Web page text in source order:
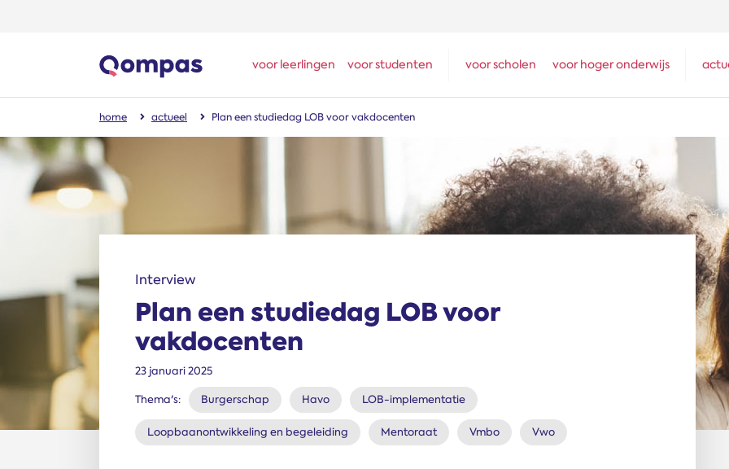
voor leerlingen voor studenten voor scholen voor hoger onderwijs
home actueel Plan een studiedag LOB voor vakdocenten
Interview
Plan een studiedag LOB voor
vakdocenten
23 januari 2025
Thema's: Burgerschap Havo LOB-implementatie
Loopbaanontwikkeling en begeleiding Mentoraat Vmbo Vwo